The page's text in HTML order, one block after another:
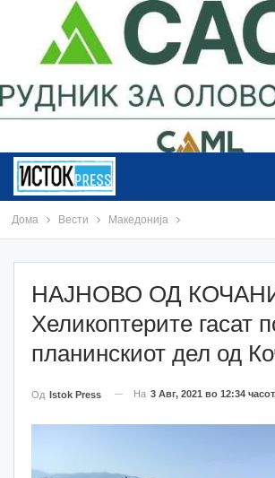
Дома Вести Македонија
НАЈНОВО ОД
Хеликоптерите гасат
планинскиот дел од
Од Istok Press На 3 Авг, 2021 во 12:34